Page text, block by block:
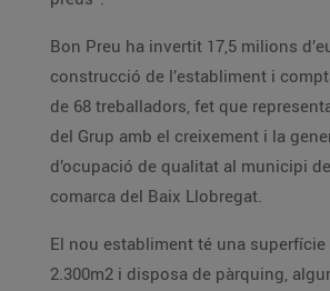
Bon Preu ha invertit 17,5 milions
construcció de l’establiment i
de 68 treballadors, fet que
del Grup amb el creixement i la
d’ocupació de qualitat al municipi
comarca del Baix Llobregat.
El nou establiment té una
2.300m2 i disposa de pàrquing,